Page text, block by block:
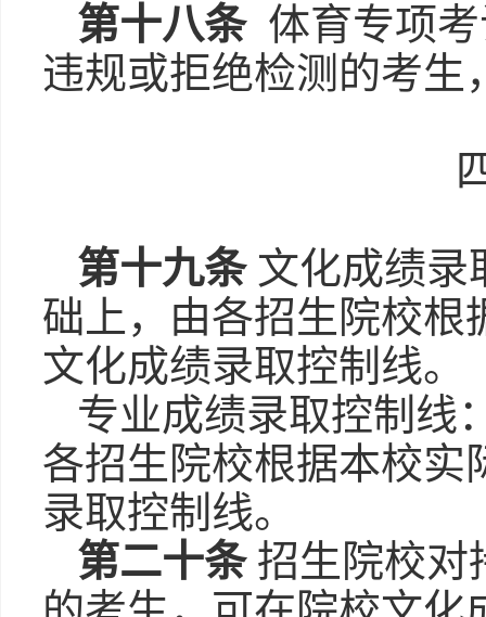
第十八条体育专项考
违规或拒绝检测的考生
第十九条文化成绩录
础上，由各招生院校根
文化成绩录取控制线。
专业成绩录取控制线
各招生院校根据本校实
录取控制线。
第二十条招生院校对